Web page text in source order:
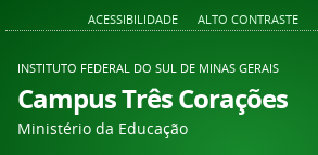
ACESSIBILIDADE ALTO CONTRASTE
INSTITUTO FEDERAL DO SUL DE MINAS GERAIS
Campus Três Corações
Ministério da Educação